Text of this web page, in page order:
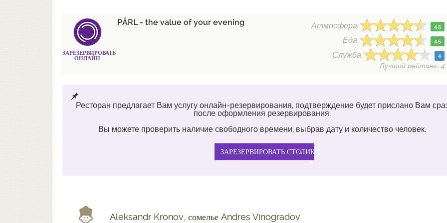
ЗАРЕЗЕРВИРОВАТЬ
ОНЛАЙН
PÄRL - the value of your evening Атмосфера 4.5
Еда 4.5
Служба 4
Лучший рейтинг: 4
Ресторан предлагает Вам услугу онлайн-резервирования, подтверждение будет прислано Вам
после оформления резервирования.
Вы можете проверить наличие свободного времени, выбрав дату и количество человек.
Aleksandr Kronov, сомелье Andres Vinogradov